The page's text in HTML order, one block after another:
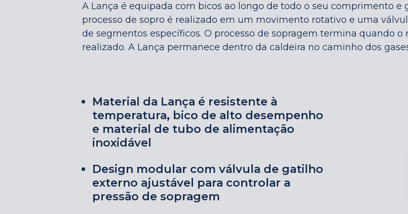
A Lança é equipada com bicos ao longo de todo o seu comprimento e
processo de sopro é realizado em um movimento rotativo e uma
de segmentos específicos. O processo de sopragem termina quando
realizado. A Lança permanece dentro da caldeira no caminho dos
Material da Lança é resistente à
temperatura, bico de alto desempenho
e material de tubo de alimentação
inoxidável
Design modular com válvula de gatilho
externo ajustável para controlar a
pressão de sopragem